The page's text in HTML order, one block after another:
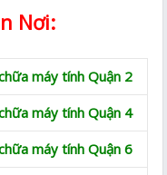
Nơi:
máy tính Quận 2
máy tính Quận 4
máy tính Quận 6